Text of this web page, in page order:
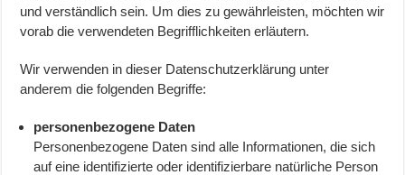
und verständlich sein. Um dies zu gewährleisten, möchten wir
vorab die verwendeten Begrifflichkeiten erläutern.
Wir verwenden in dieser Datenschutzerklärung unter
anderem die folgenden Begriffe:
personenbezogene Daten
Personenbezogene Daten sind alle Informationen, die sich
auf eine identifizierte oder identifizierbare natürliche Person